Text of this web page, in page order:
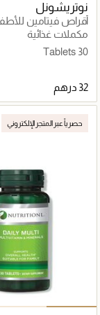
نوتريشونل
أقراص فيتامين
للمضغ
مكملات غذائية
30 Tablets
حصرياً عبر المتجر الإلكتروني